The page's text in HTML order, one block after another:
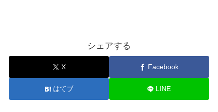
シェアする
X Facebook
はてブ LINE